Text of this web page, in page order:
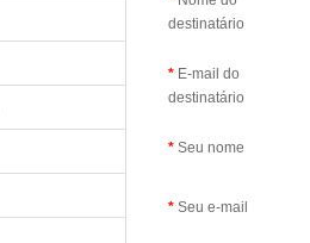
destinatário
E-mail do
destinatário
Seu nome
Seu e-mail